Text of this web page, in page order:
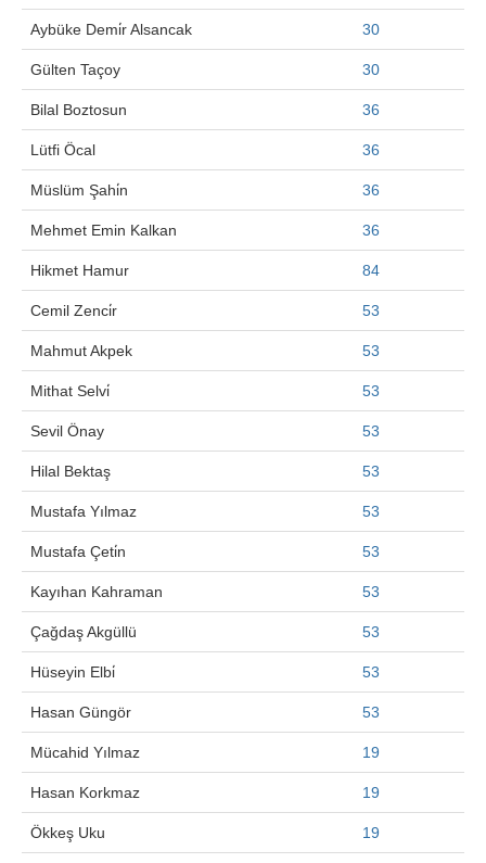
Aybüke Demi̇r Alsancak 30
Gülten Taçoy 30
Bilal Boztosun 36
Lütfi Öcal 36
Müslüm Şahi̇n 36
Mehmet Emin Kalkan 36
Hikmet Hamur 84
Cemil Zenci̇r 53
Mahmut Akpek 53
Mithat Selvi̇ 53
Sevil Önay 53
Hilal Bektaş 53
Mustafa Yılmaz 53
Mustafa Çeti̇n 53
Kayıhan Kahraman 53
Çağdaş Akgüllü 53
Hüseyin Elbi̇ 53
Hasan Güngör 53
Mücahid Yılmaz 19
Hasan Korkmaz 19
Ökkeş Uku 19